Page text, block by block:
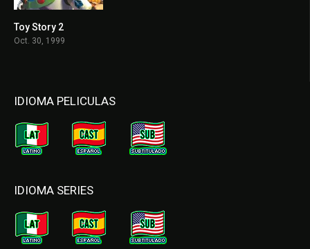
Toy Story 2
Oct. 30, 1999
IDIOMA PELICULAS
IDIOMA SERIES